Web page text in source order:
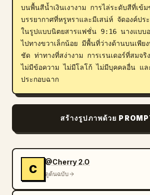
บนพื้นสีน้ำเงินเงางาม การไล่ระดับสีที่เข้
บรรยากาศที่หรูหราและมีเสน่ห์ จัดองค์ปร
ในรูปแบบนิตยสารแฟชั่น 9:16 นางแบบอ
ไปทางขวาเล็กน้อย มีพื้นที่ว่างด้านบนเพีย
ชัด ท่าทางที่สง่างาม การเรนเดอร์ที่สมจริ
ไม่มีข้อความ ไม่มีโลโก้ ไม่มีบุคคลอื่น แล
ประกอบฉาก
สร้างรูปภาพด้วย
C
@Cherry 2.O
ดูต้นฉบับ